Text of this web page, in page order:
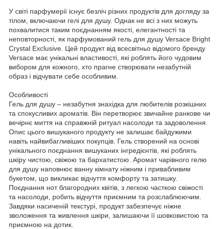
У світі парфумерії існує безліч різних продуктів для догляду за
тілом, включаючи гелі для душу. Однак не всі з них можуть
похвалитися таким поєднанням якості, елегантності та
неповторності, як парфумований гель для душу Versace Bright
Crystal Exclusive. Цей продукт від всесвітньо відомого бренду
Versace має унікальні властивості, які роблять його чудовим
вибором для кожного, хто прагне створювати незабутній
образ і відчувати себе особливим.
Особливості
Гель для душу – незабутня знахідка для любителів розкішних
та спокусливих ароматів. Він перетворює звичайне ранкове чи
вечірнє миття на справжній ритуал насолоди та задоволення.
Опис цього вишуканого продукту не залишає байдужими
навіть найвибагливіших покупців. Гель створений на основі
унікального поєднання вишуканих інгредієнтів, які роблять
шкіру чистою, свіжою та бархатистою. Аромат чарівного гелю
для душу наповнює ванну кімнату ніжним і привабливим
букетом, що викликає відчуття комфорту та затишку.
Поєднання нот благородних квітів, з легкою часткою свіжості
та насолоди, робить відчуття приємним та розслаблюючим.
Завдяки насиченій текстурі, продукт забезпечує ніжне
зволоження та живлення шкіри, залишаючи її шовковистою та
приємною на дотик.